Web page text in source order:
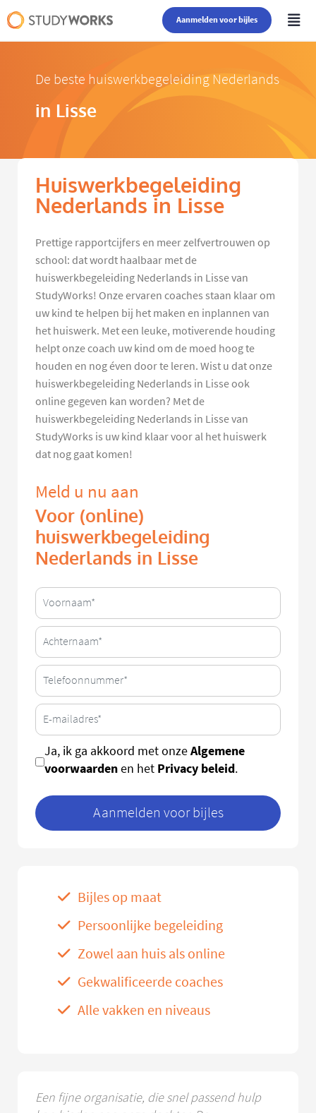
Aanmelden voor bijles
De beste huiswerkbegeleiding Nederlands
in Lisse
Huiswerkbegeleiding
Nederlands in Lisse
Prettige rapportcijfers en meer zelfvertrouwen op
school: dat wordt haalbaar met de
huiswerkbegeleiding Nederlands in Lisse van
StudyWorks! Onze ervaren coaches staan klaar om
uw kind te helpen bij het maken en inplannen van
het huiswerk. Met een leuke, motiverende houding
helpt onze coach uw kind om de moed hoog te
houden en nog éven door te leren. Wist u dat onze
huiswerkbegeleiding Nederlands in Lisse ook
online gegeven kan worden? Met de
huiswerkbegeleiding Nederlands in Lisse van
StudyWorks is uw kind klaar voor al het huiswerk
dat nog gaat komen!
Meld u nu aan
Voor (online)
huiswerkbegeleiding
Nederlands in Lisse
Ja, ik ga akkoord met onzeAlgemene
voorwaardenen het Privacy beleid.
Aanmelden voor bijles
Bijles op maat
Persoonlijke begeleiding
Zowel aan huis als online
Gekwalificeerde coaches
Alle vakken en niveaus
Een fijne organisatie, die snel passend hulp